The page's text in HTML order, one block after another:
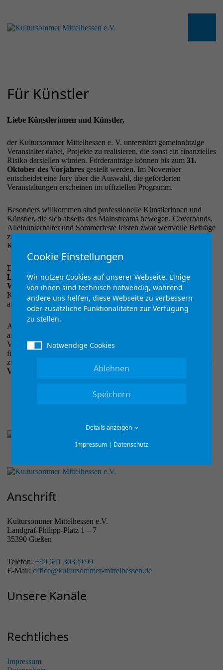
Für Künstler
Liebe Künstlerinnen und Künstler,
der Kultursommer Mittelhessen e. V. unterstützt gemeinnützige
Veranstalter dabei, Projekte zu realisieren, die sonst ein finanzielles
Risiko darstellen würden. Förderanträge können bis zum 31.
Oktober des Vorjahres gestellt werden. Im November
entscheidet eine Jury über die Auswahl, die geförderten
Veranstaltungen erscheinen im offiziellen Programm.
Besonders willkommen sind professionelle Künstlerinnen und
Künstler, die sich abseits des Mainstreams bewegen. Coverbands,
Alleinunterhalter und Sommerfeste leisten zwar wertvolle Beiträge
zum Kulturgut, entsprechen aber nicht dem Profil des
Kultursommers.
Der Kultursommer umfasst die Landkreise
Limburg-Weilburg, Marburg-Biedenkopf, Vogelsberg und
Wetterau . Künstlerinnen und Künstler sollten direkt Kontakt zu
Kulturvereinen, Initiativen oder Kommunen in der Region
aufnehmen.
Alternativ ist eine Bewerbung über die Geschäftsstelle möglich –
am besten per Mail mit einem Link zu Audio- oder
Videobeispielen und einer ungefähren Gagenvorstellung. Wir
führen daraus eine Künstlerliste, die interessierten Veranstaltern
zur Verfügung gestellt wird.
Einsendeschluss: Ende August des
Vorjahres.
Anschrift
Kultursommer Mittelhessen e.V.
Landgraf-Philipp-Platz 1 – 7
35390 Gießen
Telefon: +49 641 30329 99
E-Mail: office@kultursommer-mittelhessen.de
Unsere Kanäle
Rechtliches
Impressum
Cookie Einstellungen
Wir nutzen Cookies auf unserer Webseite. Einige
von ihnen sind technisch notwendig, während
andere uns helfen, diese Webseite zu verbessern
oder zusätzliche Funktionalitäten zur Verfügung
zu stellen.
Notwendige Cookies
Ablehnen
Speichern
Details anzeigen
Impressum| Datenschutz